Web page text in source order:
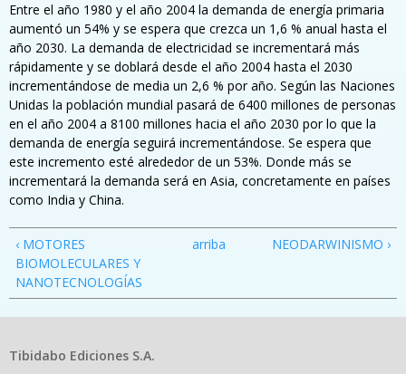
Entre el año 1980 y el año 2004 la demanda de energía primaria
aumentó un 54% y se espera que crezca un 1,6 % anual hasta el
año 2030. La demanda de electricidad se incrementará más
rápidamente y se doblará desde el año 2004 hasta el 2030
incrementándose de media un 2,6 % por año. Según las Naciones
Unidas la población mundial pasará de 6400 millones de personas
en el año 2004 a 8100 millones hacia el año 2030 por lo que la
demanda de energía seguirá incrementándose. Se espera que
este incremento esté alrededor de un 53%. Donde más se
incrementará la demanda será en Asia, concretamente en países
como India y China.
‹ MOTORES
BIOMOLECULARES Y
NANOTECNOLOGÍAS
arriba NEODARWINISMO ›
Tibidabo Ediciones S.A.